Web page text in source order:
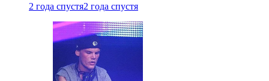
2 года спустя2 года спустя